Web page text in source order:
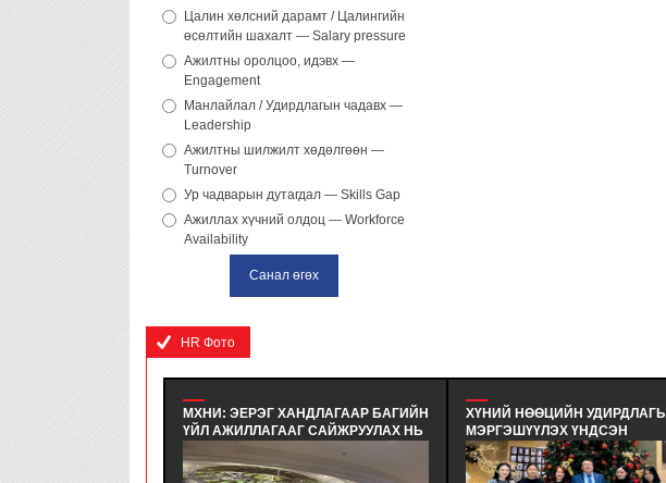
Цалин хөлсний дарамт / Цалингийн
өсөлтийн шахалт — Salary pressure
Ажилтны оролцоо, идэвх —
Engagement
Манлайлал / Удирдлагын чадавх —
Leadership
Ажилтны шилжилт хөдөлгөөн —
Turnover
Ур чадварын дутагдал — Skills Gap
Ажиллах хүчний олдоц — Workforce
Availability
HR Фото
МХНИ: ЭЕРЭГ ХАНДЛАГААР БАГИЙН
ҮЙЛ АЖИЛЛАГААГ САЙЖРУУЛАХ НЬ
СУРГАЛТ - ЭЕРЭГ ХАНДЛАГААР
ХҮНИЙ НӨӨЦИЙН УДИРДЛАГЫН
МЭРГЭШҮҮЛЭХ ҮНДСЭН
СУРГАЛТЫН СУРАЛЦАГЧИД
ХӨТӨЛБӨРИЙН ТӨГСӨЛТ БОЛЛОО. -